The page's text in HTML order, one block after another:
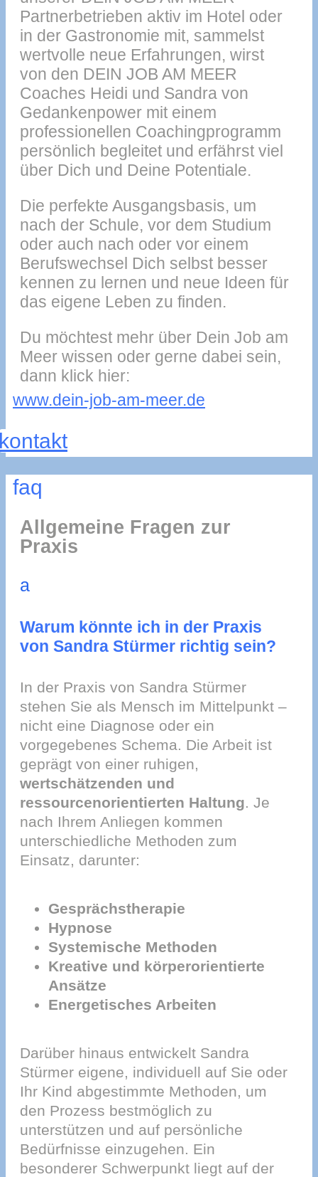
Partnerbetrieben aktiv im Hotel oder
in der Gastronomie mit, sammelst
wertvolle neue Erfahrungen, wirst
von den DEIN JOB AM MEER
Coaches Heidi und Sandra von
Gedankenpower mit einem
professionellen Coachingprogramm
persönlich begleitet und erfährst viel
über Dich und Deine Potentiale.
Die perfekte Ausgangsbasis, um
nach der Schule, vor dem Studium
oder auch nach oder vor einem
Berufswechsel Dich selbst besser
kennen zu lernen und neue Ideen für
das eigene Leben zu finden.
Du möchtest mehr über Dein Job am
Meer wissen oder gerne dabei sein,
dann klick hier:
www.dein-job-am-meer.de
faq
Allgemeine Fragen zur
Praxis
a
Warum könnte ich in der Praxis
von Sandra Stürmer richtig sein?
In der Praxis von Sandra Stürmer
stehen Sie als Mensch im Mittelpunkt –
nicht eine Diagnose oder ein
vorgegebenes Schema. Die Arbeit ist
geprägt von einer ruhigen,
wertschätzenden und
ressourcenorientierten Haltung. Je
nach Ihrem Anliegen kommen
unterschiedliche Methoden zum
Einsatz, darunter:
Gesprächstherapie
Hypnose
Systemische Methoden
Kreative und körperorientierte
Ansätze
Energetisches Arbeiten
Darüber hinaus entwickelt Sandra
Stürmer eigene, individuell auf Sie oder
Ihr Kind abgestimmte Methoden, um
den Prozess bestmöglich zu
unterstützen und auf persönliche
Bedürfnisse einzugehen. Ein
besonderer Schwerpunkt liegt auf der